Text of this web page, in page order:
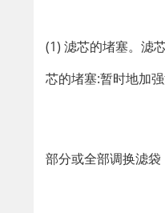
(1) 滤芯的堵塞。滤
芯的堵塞:暂时地加
部分或全部调换滤袋